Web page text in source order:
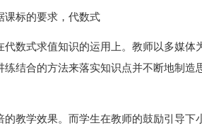
课标的要求，代数式
数式求值知识的运用上。教师以多媒体
结合的方法来落实知识点并不断地制造
教学效果。而学生在教师的鼓励引导下